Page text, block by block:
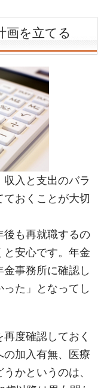
を立てる
入と支出のバラ
おくことが大切
後も再就職するの
と安心です。年金
事務所に確認し
た」となってし
度確認しておく
の加入有無、医療
かというのは、